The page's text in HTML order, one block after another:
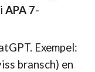
iAPA 7-
Exempel:
bransch) en